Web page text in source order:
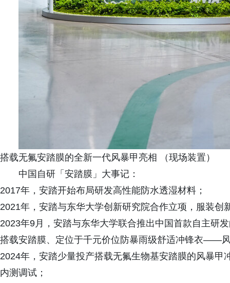
搭载无氟安踏膜的全新一代风暴甲亮相 （现场装置）
中国自研「安踏膜」大事记：
2017年，安踏开始布局研发高性能防水透湿材料；
2021年，安踏与东华大学创新研究院合作立项，服装创
2023年9月，安踏与东华大学联合推出中国首款自主
搭载安踏膜、定位于千元价位防暴雨级舒适冲锋衣——
2024年，安踏少量投产搭载无氟生物基安踏膜的风暴
内测调试；